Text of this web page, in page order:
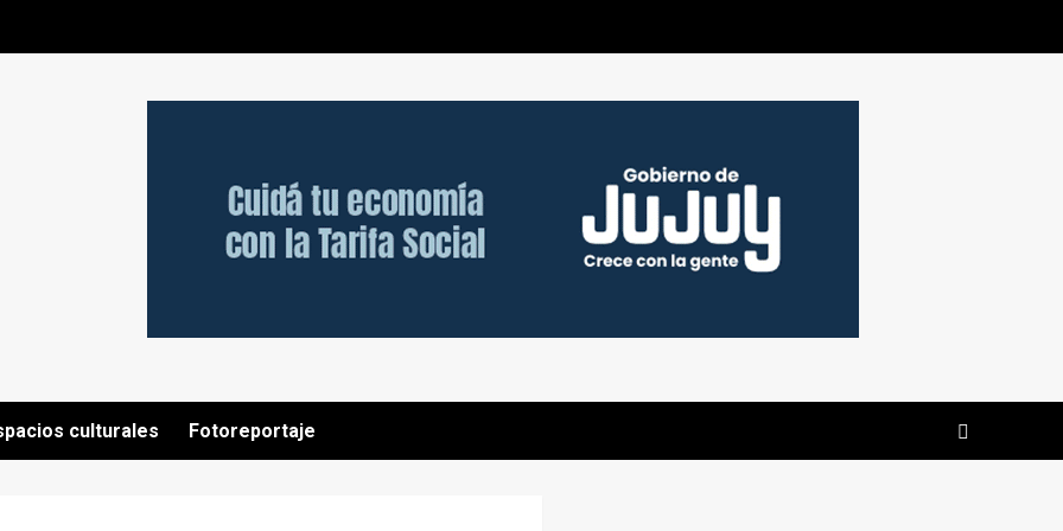
culturales Fotoreportaje